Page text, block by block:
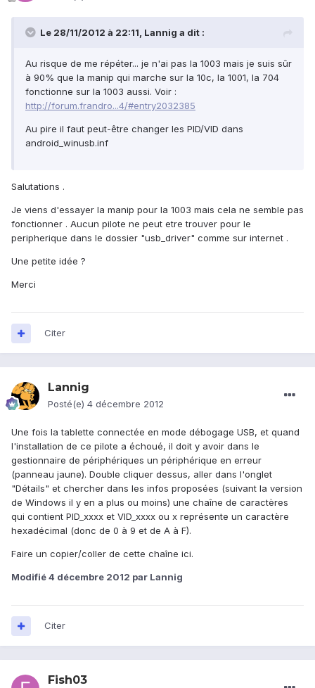
Le 28/11/2012 à 22:11, Lannig a dit :
Au risque de me répéter... je n'ai pas la 1003 mais je suis sûr
à 90% que la manip qui marche sur la 10c, la 1001, la 704
fonctionne sur la 1003 aussi. Voir :
http://forum.frandro...4/#entry2032385
Au pire il faut peut-être changer les PID/VID dans
android_winusb.inf
Salutations .
Je viens d'essayer la manip pour la 1003 mais cela ne semble pas
fonctionner . Aucun pilote ne peut etre trouver pour le
peripherique dans le dossier "usb_driver" comme sur internet .
Une petite idée ?
Merci
Citer
Lannig
Posté(e) 4 décembre 2012
Une fois la tablette connectée en mode débogage USB, et quand
l'installation de ce pilote a échoué, il doit y avoir dans le
gestionnaire de périphériques un périphérique en erreur
(panneau jaune). Double cliquer dessus, aller dans l'onglet
"Détails" et chercher dans les infos proposées (suivant la version
de Windows il y en a plus ou moins) une chaîne de caractères
qui contient PID_xxxx et VID_xxxx ou x représente un caractère
hexadécimal (donc de 0 à 9 et de A à F).
Faire un copier/coller de cette chaîne ici.
Modifié4 décembre 2012 par Lannig
Citer
Fish03